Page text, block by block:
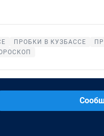
ПРОБКИ В КУЗБАССЕ